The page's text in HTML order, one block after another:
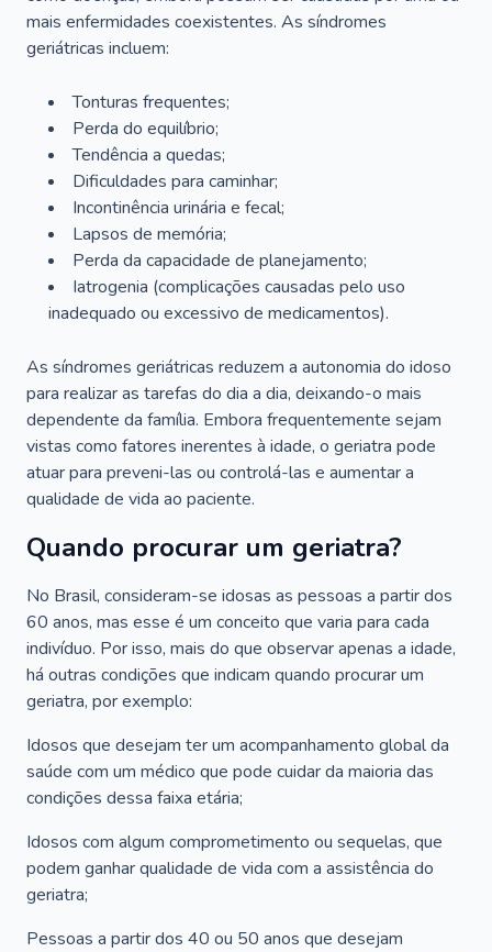
mais enfermidades coexistentes. As síndromes
geriátricas incluem:
Tonturas frequentes;
Perda do equilíbrio;
Tendência a quedas;
Dificuldades para caminhar;
Incontinência urinária e fecal;
Lapsos de memória;
Perda da capacidade de planejamento;
Iatrogenia (complicações causadas pelo uso
inadequado ou excessivo de medicamentos).
As síndromes geriátricas reduzem a autonomia do idoso
para realizar as tarefas do dia a dia, deixando-o mais
dependente da família. Embora frequentemente sejam
vistas como fatores inerentes à idade, o geriatra pode
atuar para preveni-las ou controlá-las e aumentar a
qualidade de vida ao paciente.
Quando procurar um geriatra?
No Brasil, consideram-se idosas as pessoas a partir dos
60 anos, mas esse é um conceito que varia para cada
indivíduo. Por isso, mais do que observar apenas a idade,
há outras condições que indicam quando procurar um
geriatra, por exemplo:
Idosos que desejam ter um acompanhamento global da
saúde com um médico que pode cuidar da maioria das
condições dessa faixa etária;
Idosos com algum comprometimento ou sequelas, que
podem ganhar qualidade de vida com a assistência do
geriatra;
Pessoas a partir dos 40 ou 50 anos que desejam